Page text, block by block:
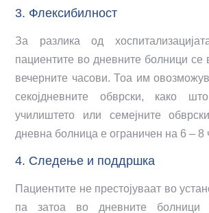
3. Флексибилност
За разлика од
пациентите во дневните болници се
вечерните часови. Тоа им
секојдневните обврски, како
училиштето или семејните
дневна болница е ограничен на 6 – 8
4. Следење и поддршка
Пациентите не престојуваат во
па затоа во дневните болници